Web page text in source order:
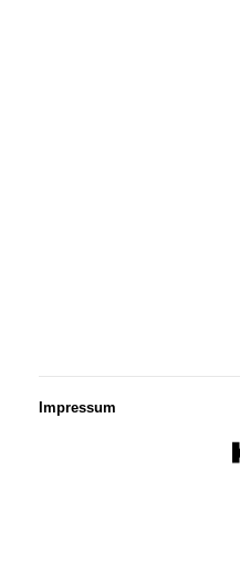
Impressum